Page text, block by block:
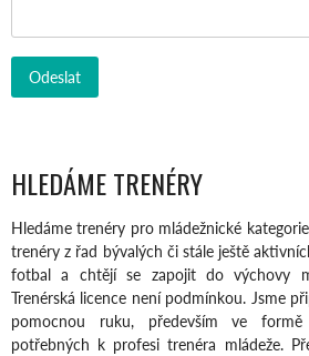
HLEDÁME TRENÉRY
Hledáme trenéry pro mládežnické
trenéry z řad bývalých či stále ještě
fotbal a chtějí se zapojit do výchovy
Trenérská licence není podmínkou. Jsme
pomocnou ruku, především ve
potřebných k profesi trenéra mládeže.